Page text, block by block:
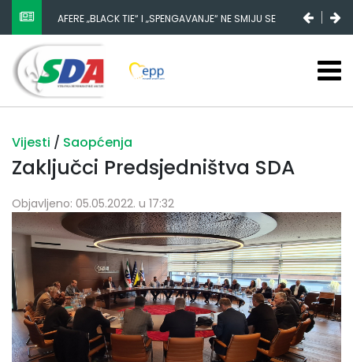
AFERE „BLACK TIE“ I „SPENGAVANJE“ NE SMIJU SE
ZATAŠKATI
Vijesti / Saopćenja
Zaključci Predsjedništva SDA
Objavljeno: 05.05.2022. u 17:32